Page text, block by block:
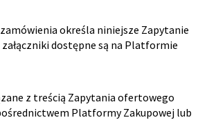
określa niniejsze Zapytanie
dostępne są na Platformie
z treścią Zapytania ofertowego
Platformy Zakupowej lub